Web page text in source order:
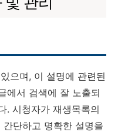
으며, 이 설명에 관련된
에서 검색에 잘 노출되
. 시청자가 재생목록의
단하고 명확한 설명을